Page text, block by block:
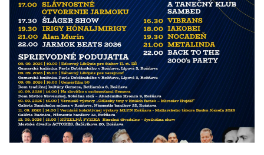
11/09/2026 - 13/09/2026